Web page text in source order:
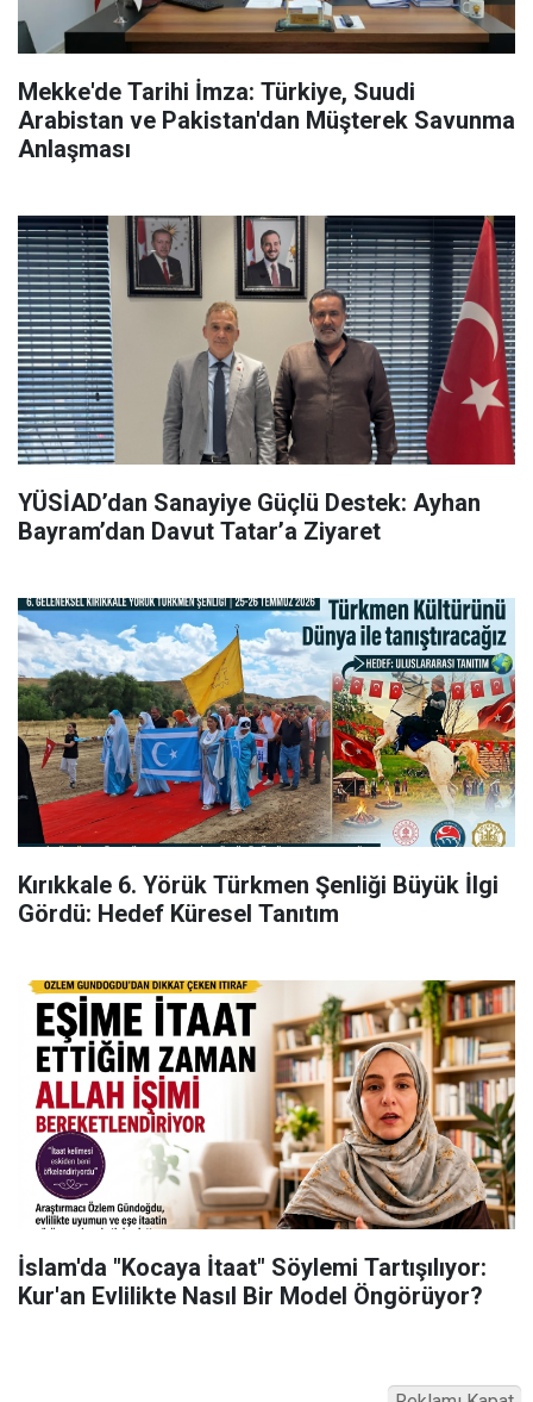
Mekke'de Tarihi İmza: Türkiye, Suudi
Arabistan ve Pakistan'dan Müşterek Savunma
Anlaşması
YÜSİAD’dan Sanayiye Güçlü Destek: Ayhan
Bayram’dan Davut Tatar’a Ziyaret
Kırıkkale 6. Yörük Türkmen Şenliği Büyük İlgi
Gördü: Hedef Küresel Tanıtım
İslam'da "Kocaya İtaat" Söylemi Tartışılıyor:
Kur'an Evlilikte Nasıl Bir Model Öngörüyor?